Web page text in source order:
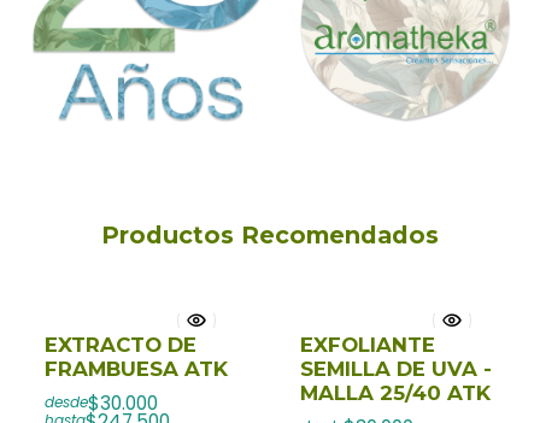
Productos Recomendados
EXTRACTO DE
FRAMBUESA ATK
desde$30.000
EXFOLIANTE
SEMILLA DE UVA -
MALLA 25/40 ATK